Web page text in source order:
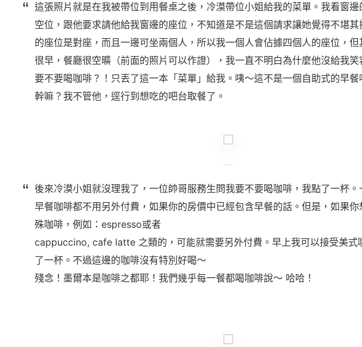
這張照片就是在我被帶位到用餐桌之後，冷漠帶位小姐給我的菜單。我看窗邊
空位，跟他要求請他給我窗邊的座位，不知道是不是這個請求讓她覺得不堪其
的座位是對座，而且一邊可坐兩個人，所以我一個人會佔據四個人的座位，但
很早，餐廳很空曠（前面的照片可以作證），我一直不明白為什麼他沒給我
要不要喝咖啡？！只丟了這一本「菜單」給我。咦～這不是一個自助式的早
幹嘛？我不管他，逕行到想吃的吧台取餐了。
後來冷漠小姐就沒理我了，一位帥哥服務生問我要不要喝咖啡，我點了一杯。
早餐咖啡都不用另外付費，如果你的房價中已經包含早餐的話。但是，如果
殊咖啡，例如：espresso或者
cappuccino, cafe latte 之類的，可能就需要另外付費。早上我可以接受美式
了一杯。不過這邊的咖啡沒有特別好喝～
殘念！墨爾本是咖啡之都耶！我們幾乎每一餐都喝咖啡說～ 哈哈！